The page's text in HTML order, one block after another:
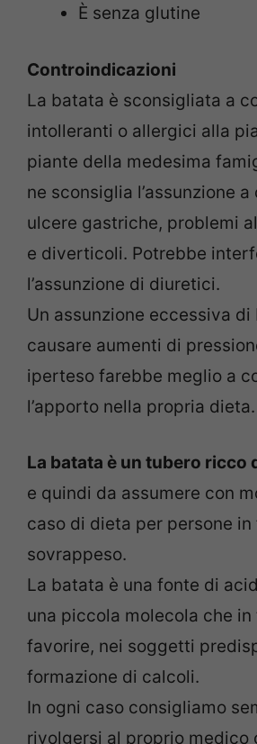
È senza glutine
Controindicazioni
La batata è sconsigliata a
intolleranti o allergici alla
piante della medesima
ne sconsiglia l’assunzione
ulcere gastriche, problemi
e diverticoli. Potrebbe
l’assunzione di diuretici.
Un assunzione eccessiva
causare aumenti di
iperteso farebbe meglio a
l’apporto nella propria dieta.
La batata è un tubero ricco
e quindi da assumere con
caso di dieta per persone
sovrappeso.
La batata è una fonte di
una piccola molecola che
favorire, nei soggetti
formazione di calcoli.
In ogni caso consigliamo
rivolgersi al proprio medico